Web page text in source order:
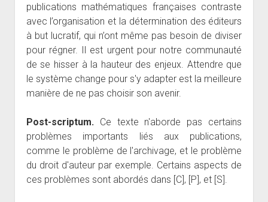
publications mathématiques françaises contraste
avec l’organisation et la détermination des éditeurs
à but lucratif, qui n’ont même pas besoin de diviser
pour régner. Il est urgent pour notre communauté
de se hisser à la hauteur des enjeux. Attendre que
le système change pour s'y adapter est la meilleure
manière de ne pas choisir son avenir.
Post-scriptum.Ce texte n'aborde pas certains
problèmes importants liés aux publications,
comme le problème de l'archivage, et le problème
du droit d'auteur par exemple. Certains aspects de
ces problèmes sont abordés dans [C], [P], et [S].